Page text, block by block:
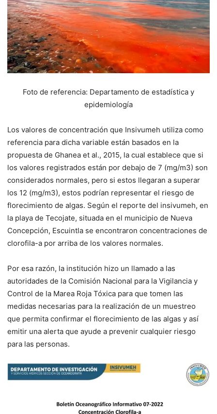
Foto de referencia: Departamento de estadística y
epidemiología
Los valores de concentración que Insivumeh utiliza como
referencia para dicha variable están basados en la
propuesta de Ghanea et al., 2015, la cual establece que si
los valores registrados están por debajo de 7 (mg/m3) son
considerados normales, pero si estos llegaran a superar
los 12 (mg/m3), estos podrían representar el riesgo de
florecimiento de algas. Según el reporte del insivumeh, en
la playa de Tecojate, situada en el municipio de Nueva
Concepción, Escuintla se encontraron concentraciones de
clorofila-a por arriba de los valores normales.
Por esa razón, la institución hizo un llamado a las
autoridades de la Comisión Nacional para la Vigilancia y
Control de la Marea Roja Tóxica para que tomen las
medidas necesarias para la realización de un muestreo
que permita confirmar el florecimiento de las algas y así
emitir una alerta que ayude a prevenir cualquier riesgo
para las personas.